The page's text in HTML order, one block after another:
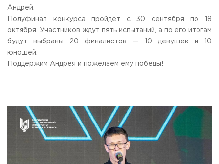
priem@rguts.ru - Приемная комиссия
ГРАФИК И РЕЖИМ РАБОТЫ
пн-чт: с 09:00 до 18:00;
Андрей.
Полуфинал конкурса пройдёт с 30 сентября по 18
октября. Участников ждут пять испытаний, а по его итогам
будут выбраны 20 финалистов — 10 девушек и 10
юношей.
Поддержим Андрея и пожелаем ему победы!